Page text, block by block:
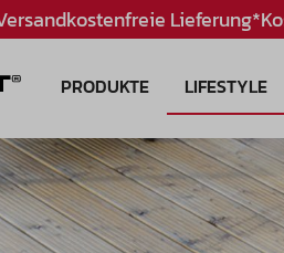
Lieferung*
PRODUKTE LIFESTYLE